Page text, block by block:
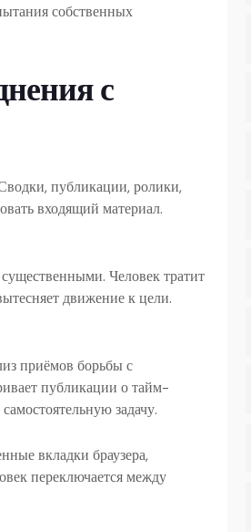
собственных
с
публикации, ролики,
входящий материал.
Человек тратит
движение к цели.
приёмов борьбы с
публикации о тайм-
задачу.
вкладки браузера,
переключается между